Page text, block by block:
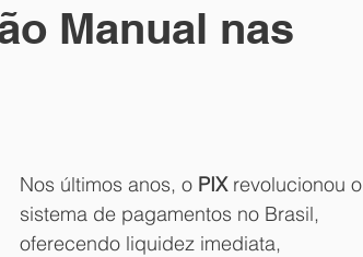
Lucro presumido Rendimentos
Manual nas
Nos últimos anos, o PIX revolucionou o
sistema de pagamentos no Brasil,
oferecendo liquidez imediata,